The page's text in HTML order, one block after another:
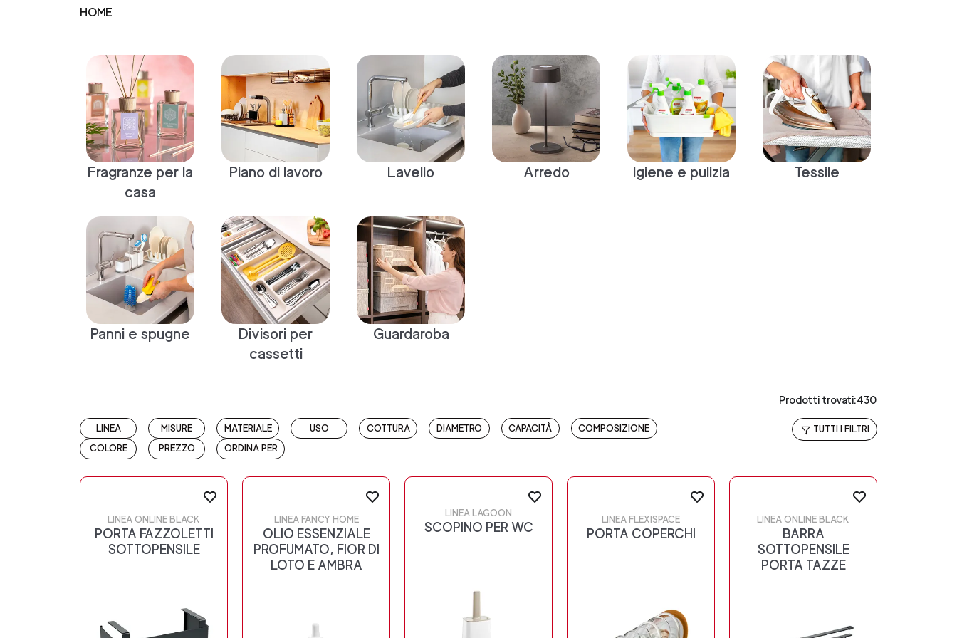
HOME
Fragranze per la
casa
Piano di lavoro Lavello Arredo Igiene e pulizia Tessile
Panni e spugne
Divisori per
cassetti
Guardaroba
Prodotti trovati:430
LINEA MISURE MATERIALE USO COTTURA DIAMETRO CAPACITÀ
COMPOSIZIONE
COLORE
PREZZO ORDINA PER
TUTTI I FILTRI
LINEA ONLINE BLACK
PORTA FAZZOLETTI
SOTTOPENSILE
LINEA FANCY HOME
OLIO ESSENZIALE
PROFUMATO, FIOR DI
LOTO E AMBRA
LINEA LAGOON
SCOPINO PER WC
LINEA FLEXISPACE
PORTA COPERCHI
LINEA ONLINE BLACK
BARRA
SOTTOPENSILE
PORTA TAZZE